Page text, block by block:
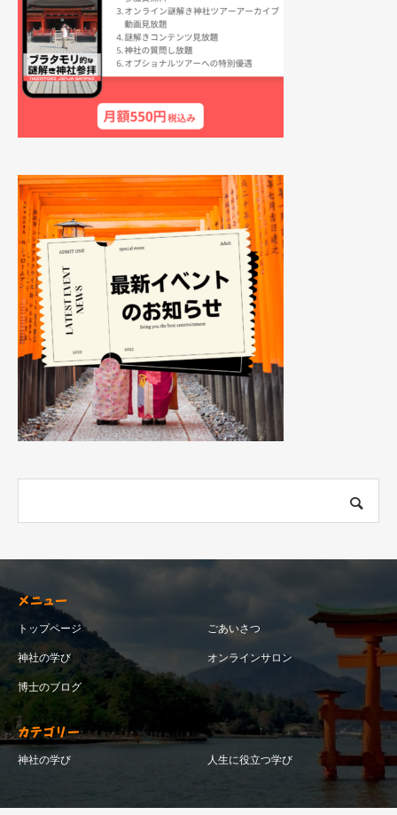
メニュー
トップページ ごあいさつ
神社の学び オンラインサロン
博士のブログ
カテゴリー
神社の学び 人生に役立つ学び